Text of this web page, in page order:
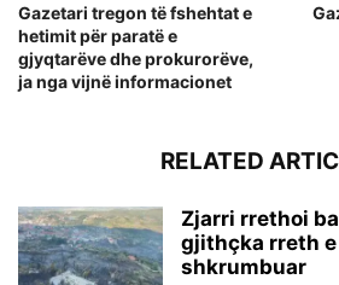
Gazetari tregon të fshehtat e
hetimit për paratë e
gjyqtarëve dhe prokurorëve,
ja nga vijnë informacionet
RELATED
Zjarri rrethoi
gjithçka rreth
shkrumbuar